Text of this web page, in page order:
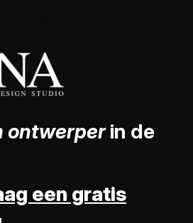
ontwerperin de
een gratis